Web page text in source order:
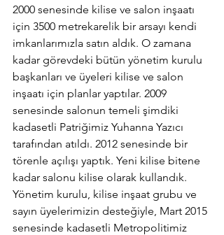
2000 senesinde kilise ve salon inşaatı
için 3500 metrekarelik bir arsayı kendi
imkanlarımızla satın aldık. O zamana
kadar görevdeki bütün yönetim kurulu
başkanları ve üyeleri kilise ve salon
inşaatı için planlar yaptılar. 2009
senesinde salonun temeli şimdiki
kadasetli Patriğimiz Yuhanna Yazıcı
tarafından atıldı. 2012 senesinde bir
törenle açılışı yaptık. Yeni kilise bitene
kadar salonu kilise olarak kullandık.
Yönetim kurulu, kilise inşaat grubu ve
sayın üyelerimizin desteğiyle, Mart 2015
senesinde kadasetli Metropolitimiz